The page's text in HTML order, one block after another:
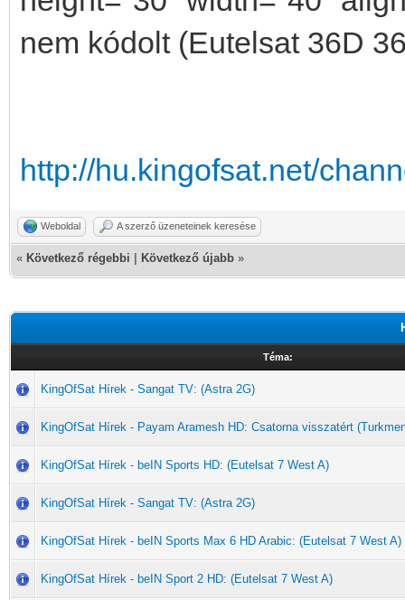
nem kódolt (Eutelsat 36D
http://hu.kingofsat.net/
Weboldal A szerző üzeneteinek keresése
« Következő régebbi Következő újabb »
Téma:
KingOfSat Hírek - Sangat TV: (Astra 2G)
KingOfSat Hírek - Payam Aramesh HD: Csatorna visszatért
KingOfSat Hírek - beIN Sports HD: (Eutelsat 7 West A)
KingOfSat Hírek - Sangat TV: (Astra 2G)
KingOfSat Hírek - beIN Sports Max 6 HD Arabic: (Eutelsat 7 West A)
KingOfSat Hírek - beIN Sport 2 HD: (Eutelsat 7 West A)